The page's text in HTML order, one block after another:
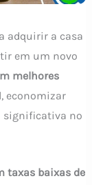
adquirir a casa
em um novo
melhores
economizar
significativa no
taxas baixas de